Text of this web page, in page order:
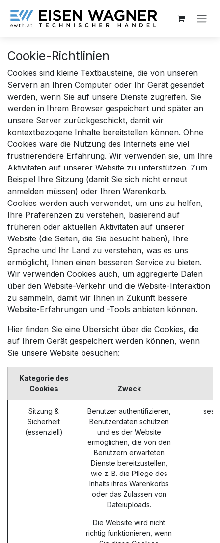
Cookie-Richtlinien
Cookies sind kleine Textbausteine, die von unseren
Servern an Ihren Computer oder Ihr Gerät gesendet
werden, wenn Sie auf unsere Dienste zugreifen. Sie
werden in Ihrem Browser gespeichert und später an
unsere Server zurückgeschickt, damit wir
kontextbezogene Inhalte bereitstellen können. Ohne
Cookies wäre die Nutzung des Internets eine viel
frustrierendere Erfahrung. Wir verwenden sie, um Ihre
Aktivitäten auf unserer Website zu unterstützen. Zum
Beispiel Ihre Sitzung (damit Sie sich nicht erneut
anmelden müssen) oder Ihren Warenkorb.
Cookies werden auch verwendet, um uns zu helfen,
Ihre Präferenzen zu verstehen, basierend auf
früheren oder aktuellen Aktivitäten auf unserer
Website (die Seiten, die Sie besucht haben), Ihre
Sprache und Ihr Land zu verstehen, was es uns
ermöglicht, Ihnen einen besseren Service zu bieten.
Wir verwenden Cookies auch, um aggregierte Daten
über den Website-Verkehr und die Website-Interaktion
zu sammeln, damit wir Ihnen in Zukunft bessere
Website-Erfahrungen und -Tools anbieten können.
Hier finden Sie eine Übersicht über die Cookies, die
auf Ihrem Gerät gespeichert werden können, wenn
Sie unsere Website besuchen:
Kategorie des
Cookies
Zweck
Sitzung &
Sicherheit
(essenziell)
Benutzer authentifizieren,
Benutzerdaten schützen
und es der Website
ermöglichen, die von den
Benutzern erwarteten
Dienste bereitzustellen,
wie z. B. die Pflege des
Inhalts ihres Warenkorbs
oder das Zulassen von
Dateiuploads.
Die Website wird nicht
richtig funktionieren, wenn